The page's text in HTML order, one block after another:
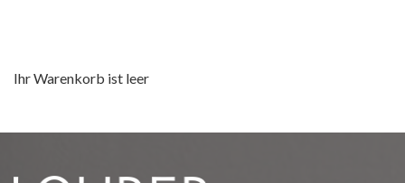
Ihr Warenkorb ist leer